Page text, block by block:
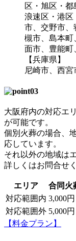
区・旭区・都
浪速区・港区
市、交野市、
槻市、島本町
面市、豊能町
【兵庫県】
尼崎市、西
大阪府内の対応エ
が可能です。
個別火葬の場合、
応しています。
それ以外の地域は
詳しくはお問合せ
エリア 合同火
対応範囲内 3,000円
対応範囲外 5,000円
【料金プラン】